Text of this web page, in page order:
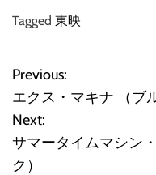
Tagged 東映
投
稿
ナ
Previous:
エクス・マキナ （ブ
Next:
サマータイムマシン
ク）